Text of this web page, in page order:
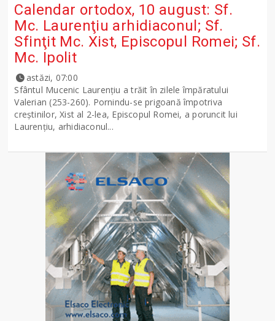
Calendar ortodox, 10 august: Sf.
Mc. Laurenţiu arhidiaconul; Sf.
Sfinţit Mc. Xist, Episcopul Romei; Sf.
Mc. Ipolit
astăzi, 07:00
Sfântul Mucenic Laurenţiu a trăit în zilele împăratului
Valerian (253-260). Pornindu-se prigoană împotriva
creştinilor, Xist al 2-lea, Episcopul Romei, a poruncit lui
Laurenţiu, arhidiaconul...